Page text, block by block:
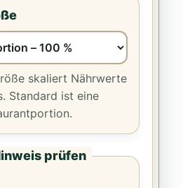
skaliert Nährwerte
Standard ist eine
prüfen